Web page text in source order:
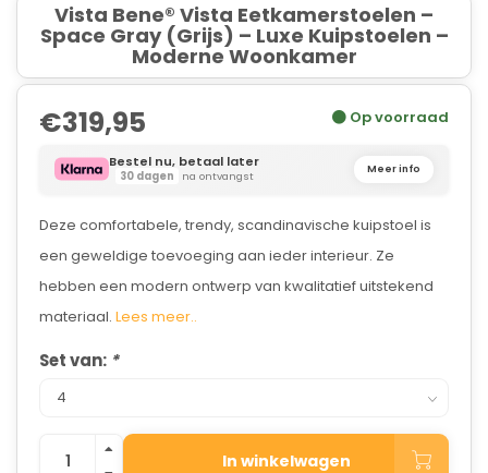
Vista Bene® Vista Eetkamerstoelen –
Space Gray (Grijs) – Luxe Kuipstoelen –
Moderne Woonkamer
€319,95 Op voorraad
Bestel nu, betaal later
30 dagen na ontvangst Meer info
Deze comfortabele, trendy, scandinavische kuipstoel is
een geweldige toevoeging aan ieder interieur. Ze
hebben een modern ontwerp van kwalitatief uitstekend
materiaal. Lees meer..
Set van: *
In winkelwagen